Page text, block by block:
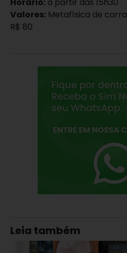
Valores: Metafísica de
R$ 80
Leia também